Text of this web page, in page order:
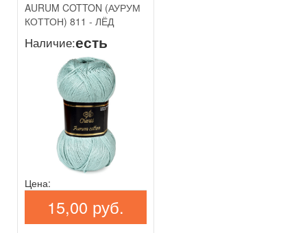
AURUM COTTON (АУРУМ
КОТТОН) 811 - ЛЁД
Наличие:есть
Цена:
15,00 руб.